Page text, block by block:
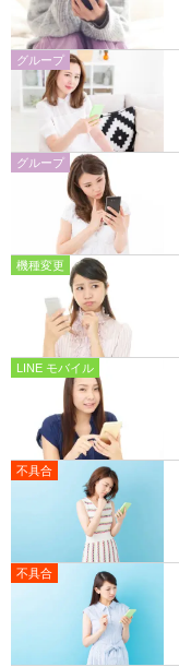
グループ
グループ
機種変更
LINE モバイル
不具合
不具合